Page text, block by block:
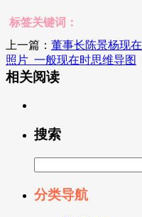
标签关键词：
上一篇： 董事长陈景杨现在
照片_一般现在时思维导图
相关阅读
搜索
分类导航